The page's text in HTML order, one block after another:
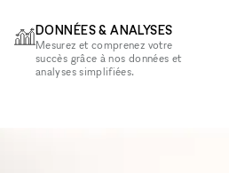
DONNÉES & ANALYSES
Mesurez et comprenez votre
succès grâce à nos données et
analyses simplifiées.